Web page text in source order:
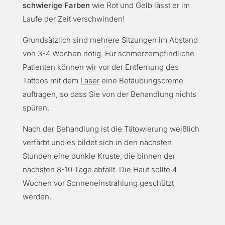
schwierige Farben wie Rot und Gelb lässt er im
Laufe der Zeit verschwinden!
Grundsätzlich sind mehrere Sitzungen im Abstand
von 3-4 Wochen nötig. Für schmerzempfindliche
Patienten können wir vor der Entfernung des
Tattoos mit dem Lasereine Betäubungscreme
auftragen, so dass Sie von der Behandlung nichts
spüren.
Nach der Behandlung ist die Tätowierung weißlich
verfärbt und es bildet sich in den nächsten
Stunden eine dunkle Kruste, die binnen der
nächsten 8-10 Tage abfällt. Die Haut sollte 4
Wochen vor Sonneneinstrahlung geschützt
werden.